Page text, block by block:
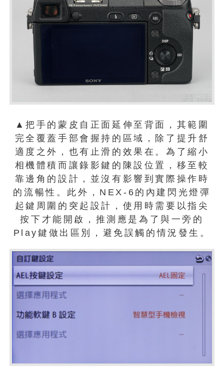
▲把手的蒙皮自正面延伸至背面，其範圍
完全覆蓋手部會握持的區域，除了提升舒
適度之外，也有止滑的效果在。為了縮小
相機體積而讓錄影鍵的陳設位置，移至較
靠邊角的設計，並沒有影響到實際操作時
的流暢性。此外，NEX-6的內建閃光燈彈
起鍵周圍的突起設計，使用時需要以指尖
按下才能開啟，推測應是為了與一旁的
Play鍵做出區別，避免誤觸的情況發生。